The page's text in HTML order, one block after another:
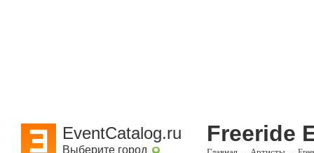
EventCatalog.ru
Выберите город
Freeride